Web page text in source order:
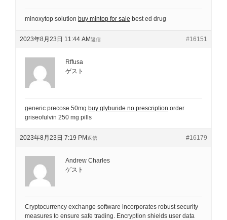
minoxytop solution buy mintop for sale best ed drug
2023年8月23日 11:44 AM #16151
返信
Rffusa
ゲスト
generic precose 50mg buy glyburide no prescription order
griseofulvin 250 mg pills
2023年8月23日 7:19 PM #16179
返信
Andrew Charles
ゲスト
Cryptocurrency exchange software incorporates robust security
measures to ensure safe trading. Encryption shields user data